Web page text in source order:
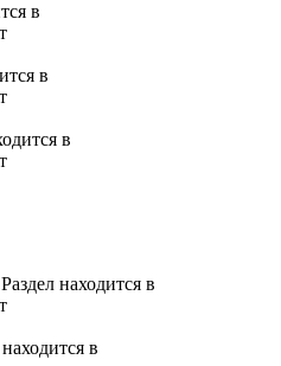
в
в
в
Раздел находится в
в